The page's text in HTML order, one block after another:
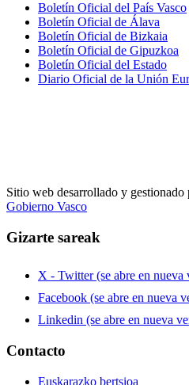
Boletín Oficial del País Vasco
Boletín Oficial de Álava
Boletín Oficial de Bizkaia
Boletín Oficial de Gipuzkoa
Boletín Oficial del Estado
Diario Oficial de la Unión
Sitio web desarrollado y gestionado
Gobierno Vasco
Gizarte sareak
X - Twitter (se abre en nueva
Facebook (se abre en nueva
Linkedin (se abre en nueva
Contacto
Euskarazko bertsioa